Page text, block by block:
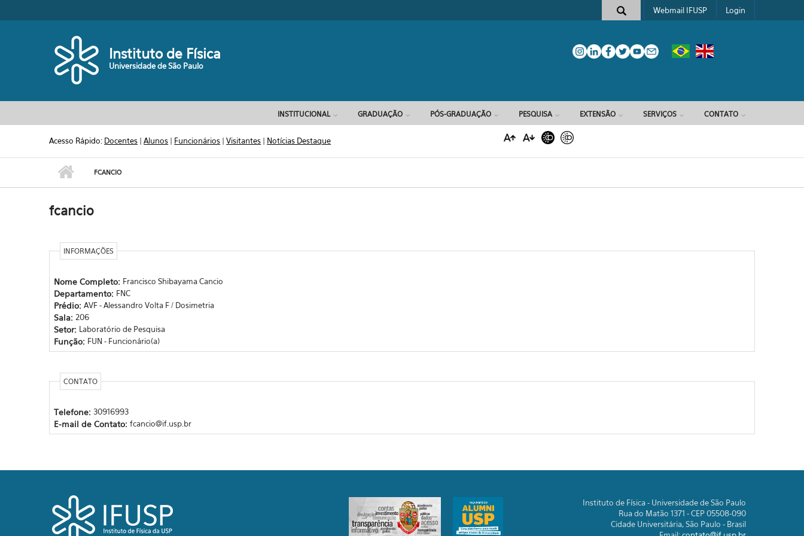
Formulário de busca
Webmail IFUSP Login
Instituto de Física
Universidade de São Paulo
INSTITUCIONAL GRADUAÇÃO PÓS-GRADUAÇÃO PESQUISA EXTENSÃO SERVIÇOS CONTATO
Acesso Rápido: Docentes |Alunos | Funcionários |Visitantes | Notícias Destaque
FCANCIO
fcancio
INFORMAÇÕES
Nome Completo: Francisco Shibayama Cancio
Departamento: FNC
Prédio: AVF - Alessandro Volta F / Dosimetria
Sala: 206
Setor: Laboratório de Pesquisa
Função: FUN - Funcionário(a)
CONTATO
Telefone: 30916993
E-mail de Contato: fcancio@if.usp.br
Instituto de Física - Universidade de São Paulo
Rua do Matão 1371 - CEP 05508-090
Cidade Universitária, São Paulo - Brasil